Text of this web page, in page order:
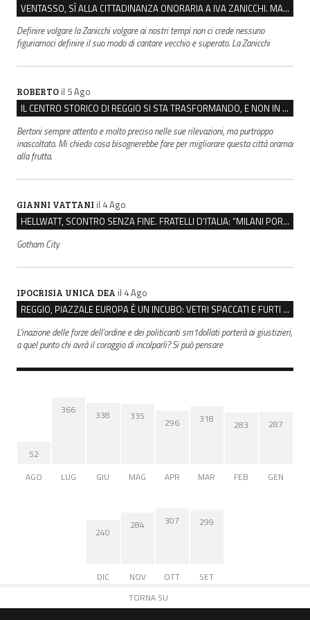
VENTASSO, SÌ ALLA CITTADINANZA ONORARIA A IVA ZANICCHI. MA BARGIACCHI: “È DI PESSIMO GUSTO”
Definire volgare la Zanicchi volgare ai nostri tempi non ci crede nessuno
figuriamoci definire il suo modo di cantare vecchio e superato. La Zanicchi
ROBERTO il 5 Ago
IL CENTRO STORICO DI REGGIO SI STA TRASFORMANDO, E NON IN MEGLIO
Bertoni sempre attento e molto preciso nelle sue rilevazioni, ma purtroppo
inascoltato. Mi chiedo cosa bisognerebbe fare per migliorare questa città oramai
alla frutta.
GIANNI VATTANI il 4 Ago
HELLWATT, SCONTRO SENZA FINE. FRATELLI D’ITALIA: “MILANI PORTA DOCUMENTI, DE FRANCO INSULTI”
Gotham City
IPOCRISIA UNICA DEA il 4 Ago
REGGIO, PIAZZALE EUROPA È UN INCUBO: VETRI SPACCATI E FURTI SULLE AUTO IN SOSTA
L'inazione delle forze dell'ordine e dei politicanti sm1dollati porterà ai giustizieri,
a quel punto chi avrà il coraggio di incolparli? Si può pensare
52
AGO
366
LUG
338
GIU
335
MAG
296
APR
318
MAR
283
FEB
287
GEN
240
DIC
284
NOV
307
OTT
299
SET
TORNA SU